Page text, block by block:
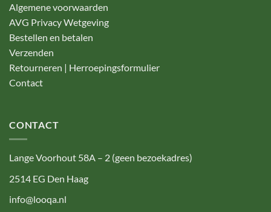
Algemene voorwaarden
AVG Privacy Wetgeving
Bestellen en betalen
Verzenden
Retourneren | Herroepingsformulier
Contact
CONTACT
Lange Voorhout 58A – 2 (geen bezoekadres)
2514 EG Den Haag
info@looqa.nl